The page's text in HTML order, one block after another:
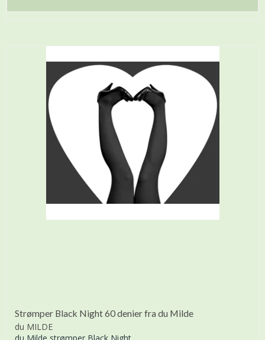
Strømper Black Night 60 denier fra du Milde
du MILDE